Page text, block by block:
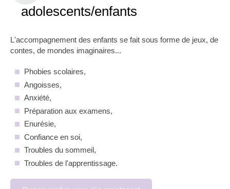
adolescents/enfants
L'accompagnement des enfants se fait sous forme de jeux, de
contes, de mondes imaginaires...
Phobies scolaires,
Angoisses,
Anxiété,
Préparation aux examens,
Enurésie,
Confiance en soi,
Troubles du sommeil,
Troubles de l'apprentissage.